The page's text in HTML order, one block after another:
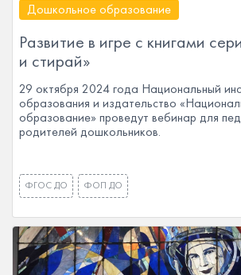
Дошкольное образование
Развитие в игре с книгами
и стирай»
29 октября 2024 года Национальный
образования и издательство
образование» проведут вебинар для
родителей дошкольников.
ФГОС ДО ФОП ДО